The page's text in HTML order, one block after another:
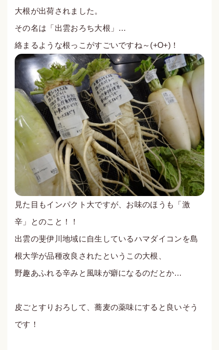
大根が出荷されました。
その名は「出雲おろち大根」…
絡まるような根っこがすごいですね～(+O+)！
見た目もインパクト大ですが、お味のほうも「激
辛」とのこと！！
出雲の斐伊川地域に自生しているハマダイコンを島
根大学が品種改良されたというこの大根、
野趣あふれる辛みと風味が癖になるのだとか…
皮ごとすりおろして、蕎麦の薬味にすると良いそう
です！